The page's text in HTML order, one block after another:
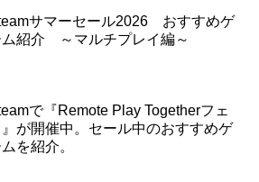
サマーセール2026 おすすめゲ
ム紹介 ～マルチプレイ編～
で『Remote Play Togetherフェ
』が開催中。セール中のおすすめゲ
を紹介。